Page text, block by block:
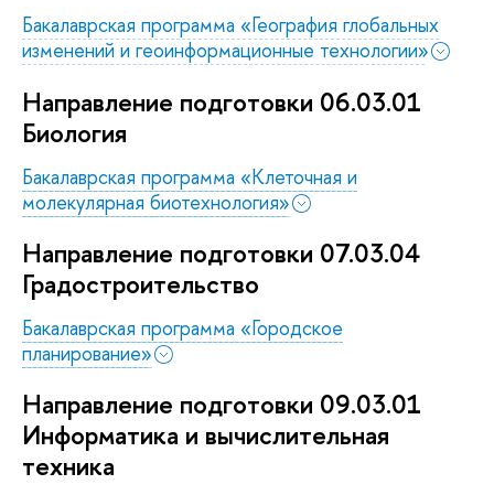
Бакалаврская программа «География глобальных
изменений и геоинформационные технологии»
Направление подготовки 06.03.01
Биология
Бакалаврская программа «Клеточная и
молекулярная биотехнология»
Направление подготовки 07.03.04
Градостроительство
Бакалаврская программа «Городское
планирование»
Направление подготовки 09.03.01
Информатика и вычислительная
техника